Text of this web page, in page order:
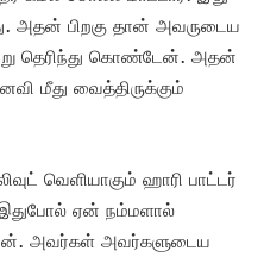
அதன் பிறகு தான் அவருடைய
தெரிந்து கொண்டேன். அதன்
மீது வைத்திருக்கும்
வெளியாகும் ஹாரி பாட்டர்
ஏன் நம்மளால்
அவர்கள் அவர்களுடைய